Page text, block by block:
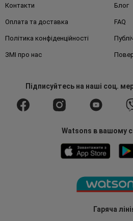
Гаряча
Контакти Блог
Оплата та доставка FAQ
Політика конфіденційності
ЗМІ про нас
Підписуйтесьна наші соц.
Watsons в вашому